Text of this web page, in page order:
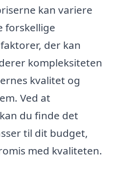
kan variere
forskellige
der kan
kompleksiteten
kvalitet og
Ved at
du finde det
til dit budget,
med kvaliteten.